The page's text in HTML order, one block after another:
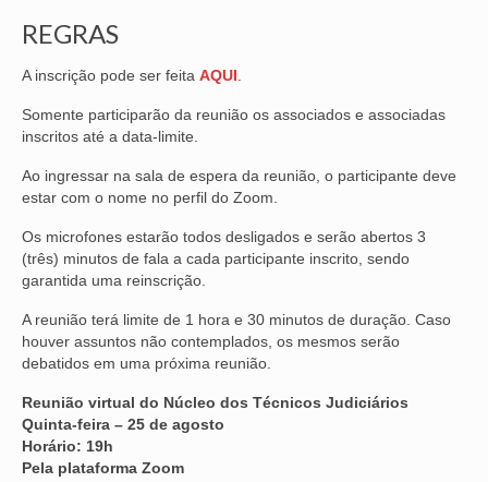
RIBEIRÃO PRETO
SÃO JOSÉ DOS CAMPOS
SÃO JOSÉ DO RIO PRETO
SOROCABA
NOTÍCIAS
BOLETIM
VÍDEOS
CONVÊNIOS
SINDICALIZE-SE
REGRAS
A inscrição pode ser feita AQUI
Somente participarão da reunião os associados e associadas
inscritos até a data-limite.
Ao ingressar na sala de espera da reunião, o participante deve
estar com o nome no perfil do Zoom.
Os microfones estarão todos desligados e serão abertos 3
(três) minutos de fala a cada participante inscrito, sendo
garantida uma reinscrição.
A reunião terá limite de 1 hora e 30 minutos de duração. Caso
houver assuntos não contemplados, os mesmos serão
debatidos em uma próxima reunião.
Reunião virtual do Núcleo dos Técnicos Judiciários
Quinta-feira – 25 de agosto
Horário: 19h
Pela plataforma Zoom